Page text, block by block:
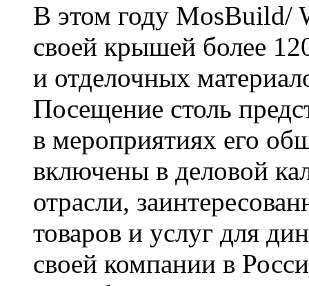
В этом году MosBuild/
своей крышей более
и отделочных
Посещение столь
в мероприятиях его
включены в деловой
отрасли,
товаров и услуг для
своей компании в